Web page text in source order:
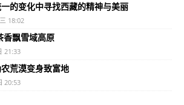
的变化中寻找西藏的精神与美丽
18:02
香飘雪域高原
21:33
荒漠变身致富地
20:53